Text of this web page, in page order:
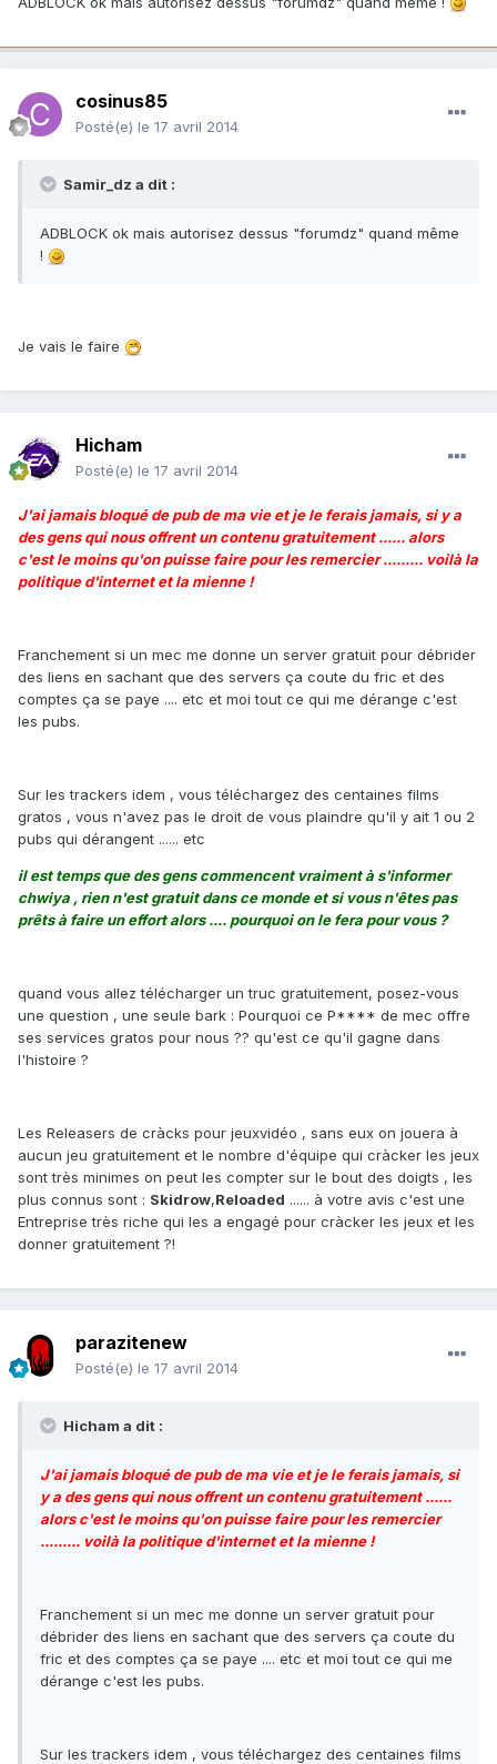
cosinus85
Posté(e) le 17 avril 2014
Samir_dz a dit :
ADBLOCK ok mais autorisez dessus "forumdz" quand même
!
Je vais le faire
Hicham
Posté(e) le 17 avril 2014
J'ai jamais bloqué de pub de ma vie et je le ferais jamais, si y a
des gens qui nous offrent un contenu gratuitement ...... alors
c'est le moins qu'on puisse faire pour les remercier ......... voilà la
politique d'internet et la mienne !
Franchement si un mec me donne un server gratuit pour débrider
des liens en sachant que des servers ça coute du fric et des
comptes ça se paye .... etc et moi tout ce qui me dérange c'est
les pubs.
Sur les trackers idem , vous téléchargez des centaines films
gratos , vous n'avez pas le droit de vous plaindre qu'il y ait 1 ou 2
pubs qui dérangent ...... etc
il est temps que des gens commencent vraiment à s'informer
chwiya , rien n'est gratuit dans ce monde et si vous n'êtes pas
prêts à faire un effort alors .... pourquoi on le fera pour vous ?
quand vous allez télécharger un truc gratuitement, posez-vous
une question , une seule bark : Pourquoi ce P**** de mec offre
ses services gratos pour nous ?? qu'est ce qu'il gagne dans
l'histoire ?
Les Releasers de cràcks pour jeuxvidéo , sans eux on jouera à
aucun jeu gratuitement et le nombre d'équipe qui cràcker les jeux
sont très minimes on peut les compter sur le bout des doigts , les
plus connus sont : Skidrow,Reloaded ...... à votre avis c'est une
Entreprise très riche qui les a engagé pour cràcker les jeux et les
donner gratuitement ?!
parazitenew
Posté(e) le 17 avril 2014
Hicham a dit :
J'ai jamais bloqué de pub de ma vie et je le ferais jamais, si
y a des gens qui nous offrent un contenu gratuitement ......
alors c'est le moins qu'on puisse faire pour les remercier
......... voilà la politique d'internet et la mienne !
Franchement si un mec me donne un server gratuit pour
débrider des liens en sachant que des servers ça coute du
fric et des comptes ça se paye .... etc et moi tout ce qui me
dérange c'est les pubs.
Sur les trackers idem , vous téléchargez des centaines films